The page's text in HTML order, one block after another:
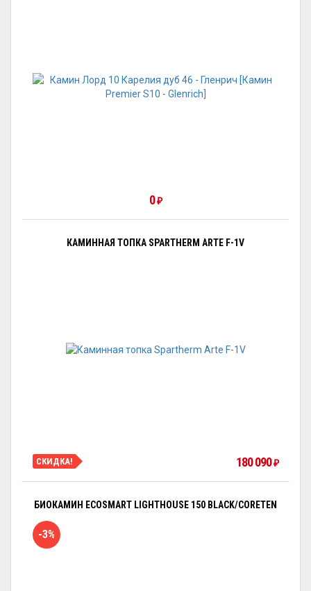
0₽
КАМИННАЯ ТОПКА SPARTHERM ARTE F-1V
СКИДКА! 180 090₽
БИОКАМИН ECOSMART LIGHTHOUSE 150 BLACK/CORETEN
-3%